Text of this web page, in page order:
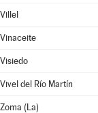
Villel
Vinaceite
Visiedo
Vivel del Río Martín
Zoma (La)